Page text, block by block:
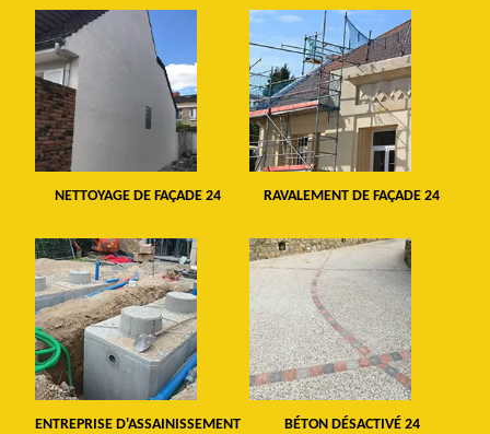
NETTOYAGE DE FAÇADE 24 RAVALEMENT DE FAÇADE 24
ENTREPRISE D'ASSAINISSEMENT BÉTON DÉSACTIVÉ 24